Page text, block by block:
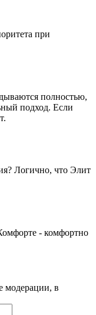
при
полностью,
подход. Если
Логично, что Элит
- комфортно
модерации, в